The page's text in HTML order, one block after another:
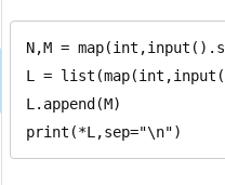
N,M =
L =
L.append(M)
print(*L,sep="\n")